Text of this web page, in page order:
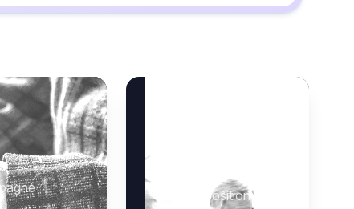
votre disposition pour